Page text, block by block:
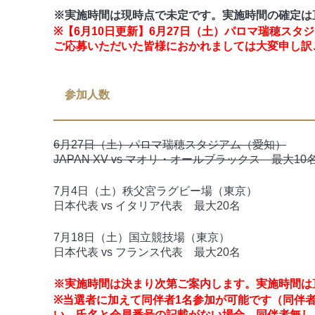
※実施時間は現時点で未定です。実施時間の確定
※【6月10日更新】6月27日（土）パロマ瑞穂スタ
ご応募いただいた皆様におかれましては大変申し
参加人数
6月27日（土）パロマ瑞穂スタジアム（愛知）
JAPAN XV vs マオリ・オールブラックス 最大10
7月4日（土）秩父宮ラグビー場（東京）
日本代表 vs イタリア代表 最大20名
7月18日（土）国立競技場（東京）
日本代表 vs フランス代表 最大20名
※実施時間は決まり次第ご案内します。実施時間
※当選者に加えて同伴者1名参加が可能です（同伴